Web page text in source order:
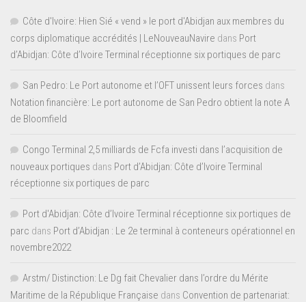
Côte d'Ivoire: Hien Sié « vend » le port d'Abidjan aux membres du
corps diplomatique accrédités | LeNouveauNavire dans Port
d’Abidjan: Côte d’Ivoire Terminal réceptionne six portiques de parc
San Pedro: Le Port autonome et l’OFT unissent leurs forces dans
Notation financière: Le port autonome de San Pedro obtient la note A
de Bloomfield
Congo Terminal 2,5 milliards de Fcfa investi dans l’acquisition de
nouveaux portiques dans Port d’Abidjan: Côte d’Ivoire Terminal
réceptionne six portiques de parc
Port d'Abidjan: Côte d’Ivoire Terminal réceptionne six portiques de
parc dans Port d’Abidjan : Le 2e terminal à conteneurs opérationnel en
novembre2022
Arstm/ Distinction: Le Dg fait Chevalier dans l’ordre du Mérite
Maritime de la République Française dans Convention de partenariat: